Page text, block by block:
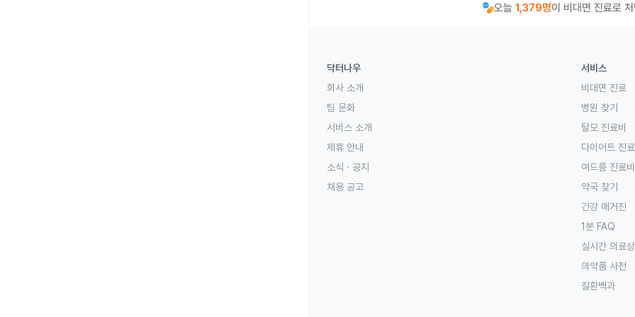
오늘 1,379명이 비대면 진료로
닥터나우
회사 소개
팀 문화
서비스 소개
제휴 안내
소식 · 공지
채용 공고
서비스
비대면 진료
병원 찾기
탈모 진료비
다이어트 진료
여드름 진료비
약국 찾기
건강 매거진
1분 FAQ
실시간 의료
의약품 사전
질환백과